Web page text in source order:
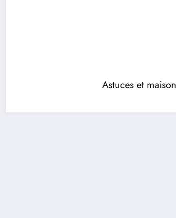
Astuces et maison